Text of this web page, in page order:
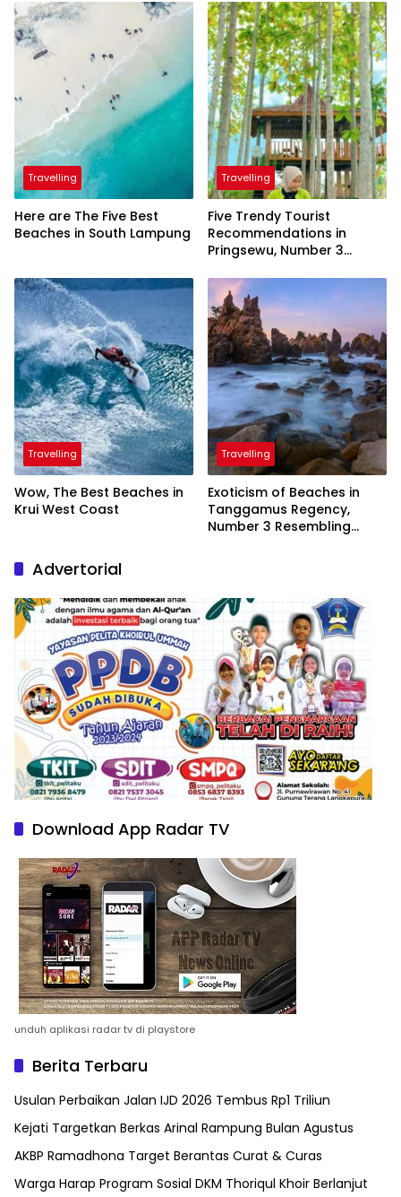
Travelling
Here are The Five Best
Beaches in South Lampung
Travelling
Five Trendy Tourist
Recommendations in
Pringsewu, Number 3
President
Travelling
Wow, The Best Beaches in
Krui West Coast
Travelling
Exoticism of Beaches in
Tanggamus Regency,
Number 3 Resembling
Advertorial
Download App Radar TV
unduh aplikasi radar tv di playstore
Berita Terbaru
Usulan Perbaikan Jalan IJD 2026 Tembus Rp1 Triliun
Kejati Targetkan Berkas Arinal Rampung Bulan Agustus
AKBP Ramadhona Target Berantas Curat & Curas
Warga Harap Program Sosial DKM Thoriqul Khoir Berlanjut